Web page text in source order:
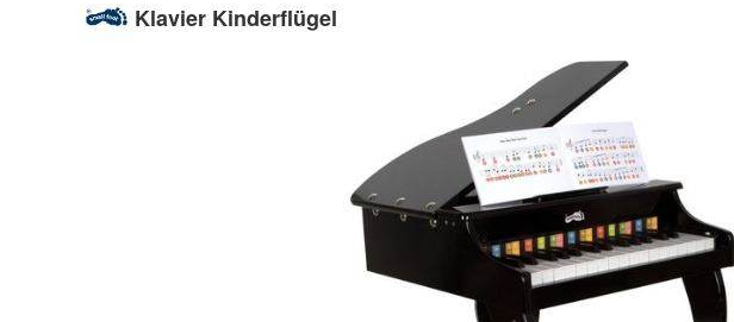
Klavier Kinderflügel